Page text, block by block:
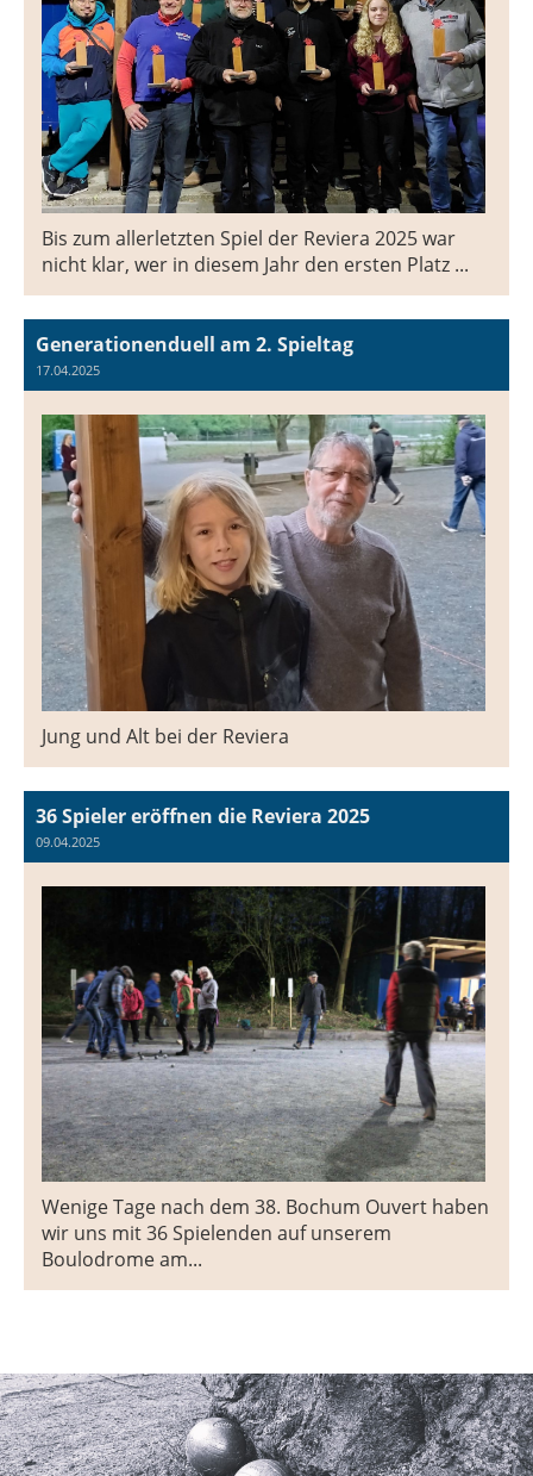
Bis zum allerletzten Spiel der Reviera 2025 war
nicht klar, wer in diesem Jahr den ersten Platz ...
Generationenduell am 2. Spieltag
17.04.2025
Jung und Alt bei der Reviera
36 Spieler eröffnen die Reviera 2025
09.04.2025
Wenige Tage nach dem 38. Bochum Ouvert haben
wir uns mit 36 Spielenden auf unserem
Boulodrome am...